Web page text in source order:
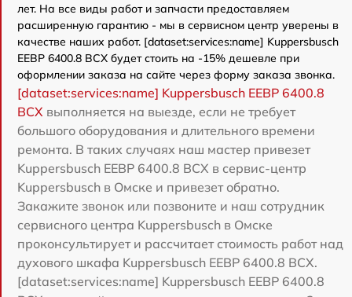
лет. На все виды работ и запчасти предоставляем
расширенную гарантию - мы в сервисном центр уверены в
качестве наших работ. [dataset:services:name] Kuppersbusch
EEBP 6400.8 BCX будет стоить на -15% дешевле при
оформлении заказа на сайте через форму заказа звонка.
[dataset:services:name] Kuppersbusch EEBP 6400.8
BCX выполняется на выезде, если не требует
большого оборудования и длительного времени
ремонта. В таких случаях наш мастер привезет
Kuppersbusch EEBP 6400.8 BCX в сервис-центр
Kuppersbusch в Омске и привезет обратно.
Закажите звонок или позвоните и наш сотрудник
сервисного центра Kuppersbusch в Омске
проконсультирует и рассчитает стоимость работ над
духового шкафа Kuppersbusch EEBP 6400.8 BCX.
[dataset:services:name] Kuppersbusch EEBP 6400.8